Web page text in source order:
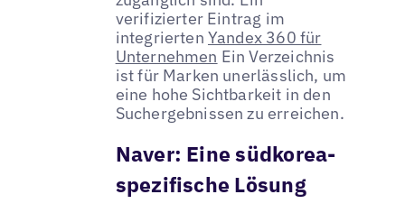
verifizierter Eintrag im
integrierten Yandex 360 für
Unternehmen Ein Verzeichnis
ist für Marken unerlässlich, um
eine hohe Sichtbarkeit in den
Suchergebnissen zu erreichen.
Naver: Eine südkorea-
spezifische Lösung